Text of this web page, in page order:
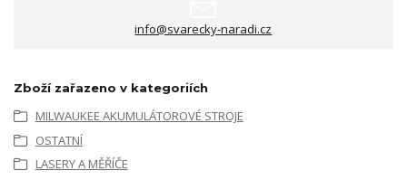
info@svarecky-naradi.cz
Zboží zařazeno v kategoriích
MILWAUKEE AKUMULÁTOROVÉ STROJE
OSTATNÍ
LASERY A MĚŘÍČE